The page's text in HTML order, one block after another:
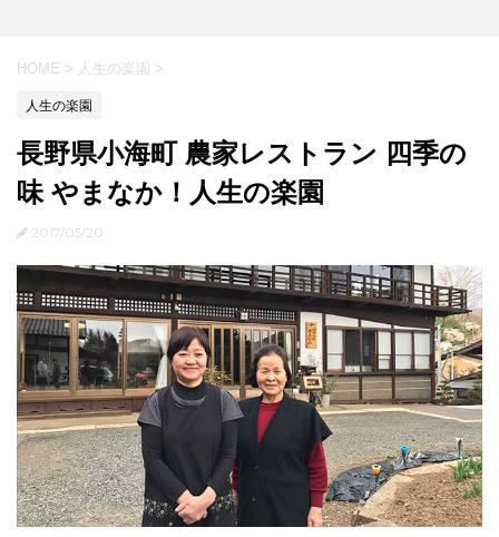
HOME > 人生の楽園 >
人生の楽園
長野県小海町 農家レストラン 四季の
味 やまなか！人生の楽園
2017/05/20